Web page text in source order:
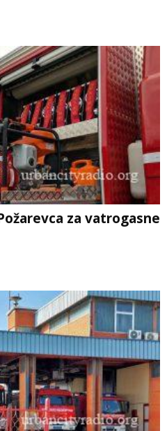
za vatrogasne